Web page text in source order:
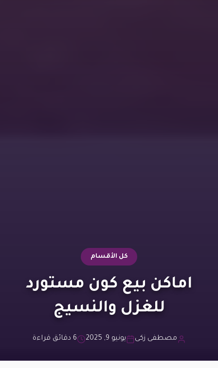
كل الأقسام
اماكن بيع كون مستورد
للغزل والنسيج
مصطفى زكى يونيو 9, 2025 6 دقائق قراءة